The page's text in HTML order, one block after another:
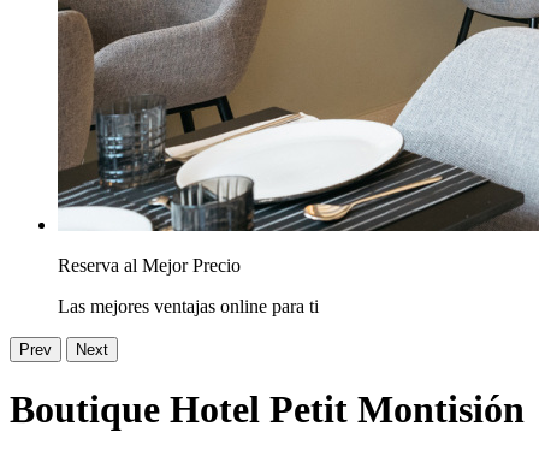
Reserva al Mejor Precio
Las mejores ventajas online para ti
Prev Next
Boutique Hotel Petit Montisión